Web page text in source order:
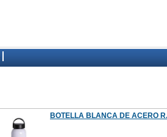
BOTELLA BLANCA DE ACERO